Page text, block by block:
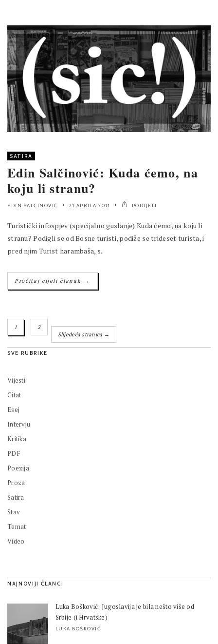
SATIRA
Edin Salčinović: Kuda ćemo, na
koju li stranu?
EDIN SALČINOVIĆ 21 APRILA 2011 PODIJELI
Turistički infospjev (specijalno guslanje) Kuda ćemo, na koju li
stranu? Podigli se od Bosne turisti, podiže se trideset turista, i
pred njim Turist harambaša, s..
Pročitaj cijeli članak →
1
2
Slijedeća stranica →
SVE RUBRIKE
Vijesti
Citat
Esej
Intervju
Kritika
PDF
Poezija
Proza
Satira
Stav
Temat
Video
NAJNOVIJI ČLANCI
Luka Bošković: Jugoslavija je bila nešto više od
Srbije (i Hrvatske)
LUKA BOŠKOVIĆ